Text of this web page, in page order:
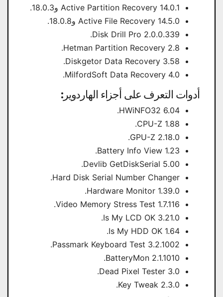
Active Partition Recovery 14.0.1 و18.0.3.
Active File Recovery 14.5.0 و18.0.8.
Disk Drill Pro 2.0.0.339.
Hetman Partition Recovery 2.8.
Diskgetor Data Recovery 3.58.
MilfordSoft Data Recovery 4.0.
أدوات التعرف على أجزاء الهاردوير:
HWiNFO32 6.04.
CPU-Z 1.88.
GPU-Z 2.18.0.
Battery Info View 1.23.
Devlib GetDiskSerial 5.00.
Hard Disk Serial Number Changer.
Hardware Monitor 1.39.0.
Video Memory Stress Test 1.7.116.
Is My LCD OK 3.21.0.
Is My HDD OK 1.64.
Passmark Keyboard Test 3.2.1002.
BatteryMon 2.1.1010.
Dead Pixel Tester 3.0.
Key Tweak 2.3.0.